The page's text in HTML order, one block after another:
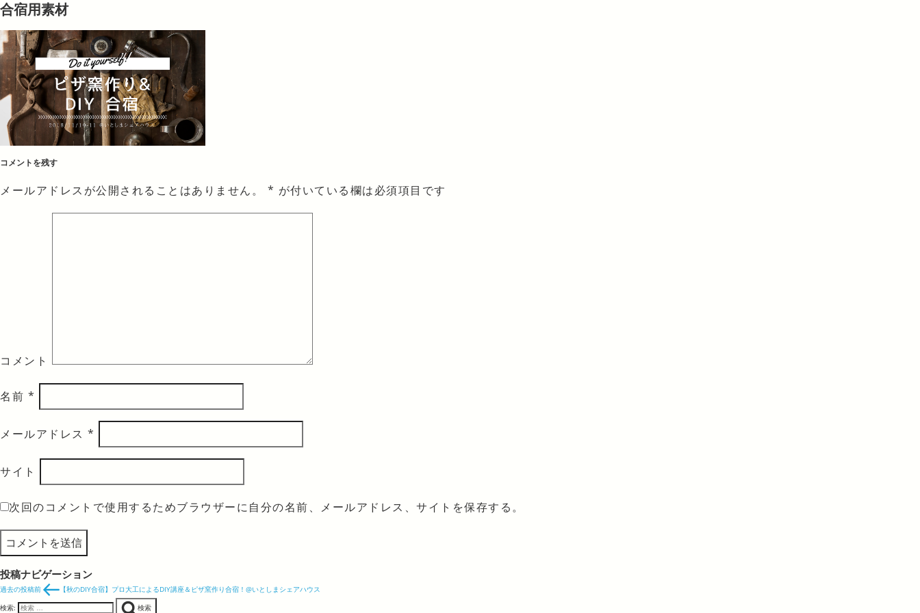
合宿用素材
コメントを残す
メールアドレスが公開されることはありません。 * が付いている欄は必須項目です
コメント
名前 *
メールアドレス *
サイト
次回のコメントで使用するためブラウザーに自分の名前、メールアドレス、サイトを保存する。
投稿ナビゲーション
過去の投稿前
【秋のDIY合宿】プロ大工によるDIY講座＆ピザ窯作り合宿！@いとしまシェアハウス
検索:
検索